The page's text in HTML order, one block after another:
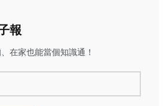
報
在家也能當個知識通！